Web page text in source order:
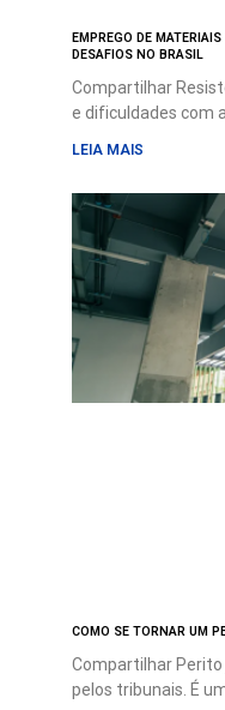
EMPREGO DE
DESAFIOS NO BRASIL
Compartilhar
e dificuldades com
LEIA MAIS
COMO SE TORNAR UM
Compartilhar
pelos tribunais. É